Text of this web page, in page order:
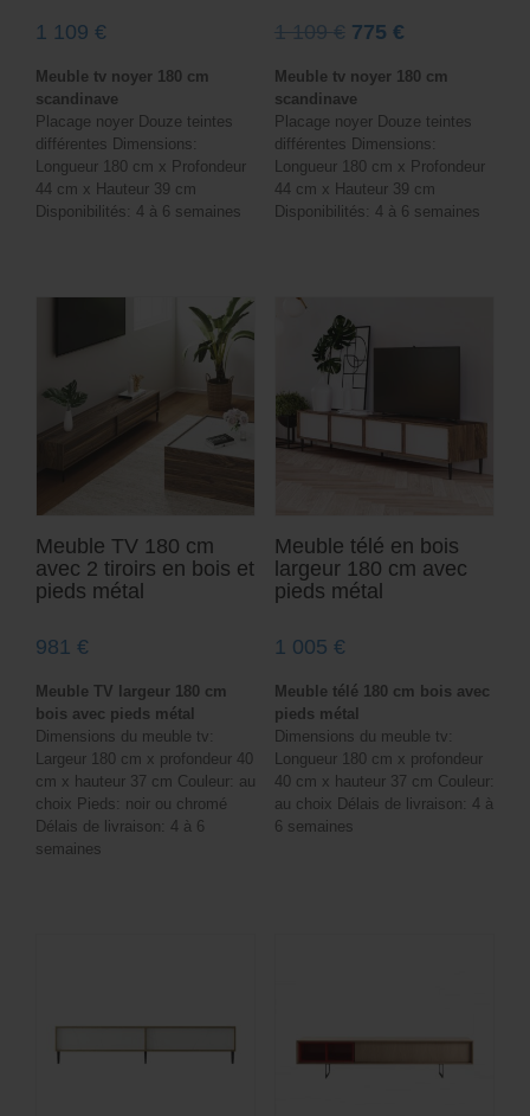
1 109 €
Meuble tv noyer 180 cm
scandinave
Placage noyer Douze teintes
différentes Dimensions:
Longueur 180 cm x Profondeur
44 cm x Hauteur 39 cm
Disponibilités: 4 à 6 semaines
1 109€ Le
initial
était :
1
109 €.
775 €Le
est :
775 €.
Meuble tv noyer 180 cm
scandinave
Placage noyer Douze teintes
différentes Dimensions:
Longueur 180 cm x Profondeur
44 cm x Hauteur 39 cm
Disponibilités: 4 à 6 semaines
Meuble TV 180 cm
avec 2 tiroirs en bois et
pieds métal
981 €
Meuble TV largeur 180 cm
bois avec pieds métal
Dimensions du meuble tv:
Largeur 180 cm x profondeur 40
cm x hauteur 37 cm Couleur: au
choix Pieds: noir ou chromé
Délais de livraison: 4 à 6
semaines
Meuble télé en bois
largeur 180 cm avec
pieds métal
1 005 €
Meuble télé 180 cm bois avec
pieds métal
Dimensions du meuble tv:
Longueur 180 cm x profondeur
40 cm x hauteur 37 cm Couleur:
au choix Délais de livraison: 4 à
6 semaines